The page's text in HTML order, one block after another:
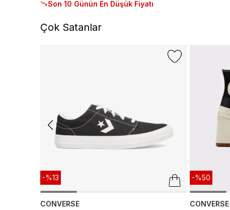
Son 10 Günün En Düşük Fiyatı
Çok Satanlar
-%13
CONVERSE
-%50
CONVERSE